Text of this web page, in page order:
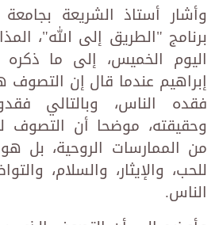
وأشار أستاذ الشريعة بجامعة
برنامج "الطريق إلى الله"،
اليوم الخميس، إلى ما
إبراهيم عندما قال إن
فقده الناس، وبالتالي
وحقيقته، موضحا أن
من الممارسات الروحية، بل
للحب، والإيثار، والسلام،
الناس.